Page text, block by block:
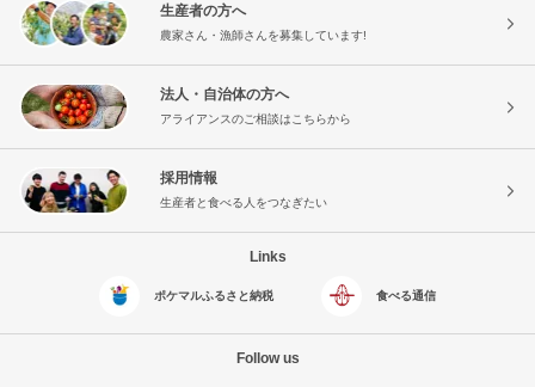
生産者の方へ
農家さん・漁師さんを募集しています!
法人・自治体の方へ
アライアンスのご相談はこちらから
採用情報
生産者と食べる人をつなぎたい
Links
ポケマルふるさと納税 食べる通信
Follow us